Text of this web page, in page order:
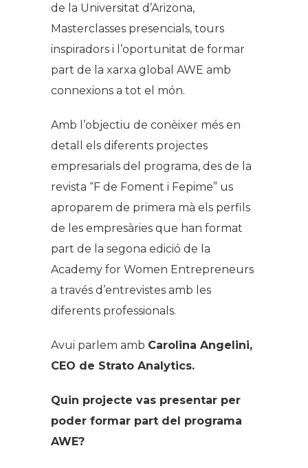
de la Universitat d’Arizona,
Masterclasses presencials, tours
inspiradors i l’oportunitat de formar
part de la xarxa global AWE amb
connexions a tot el món.
Amb l’objectiu de conèixer més en
detall els diferents projectes
empresarials del programa, des de la
revista “F de Foment i Fepime” us
aproparem de primera mà els perfils
de les empresàries que han format
part de la segona edició de la
Academy for Women Entrepreneurs
a través d’entrevistes amb les
diferents professionals.
Avui parlem amb Carolina Angelini,
CEO de Strato Analytics.
Quin projecte vas presentar per
poder formar part del programa
AWE?